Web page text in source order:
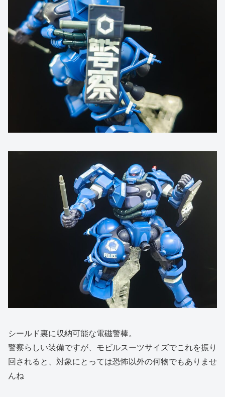
シールド裏に収納可能な電磁警棒。
警察らしい装備ですが、モビルスーツサイズでこれを振り
回されると、対象にとっては恐怖以外の何物でもありませ
んね